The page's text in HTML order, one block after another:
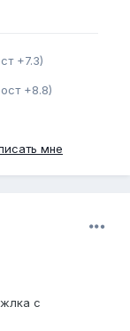
+7.3)
+8.8)
мне
с